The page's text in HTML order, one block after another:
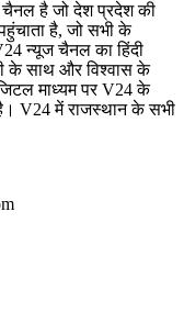
चैनल है जो देश प्रदेश की
है, जो सभी के
न्यूज चैनल का हिंदी
के साथ और विश्वास के
माध्यम पर V24 के
V24 में राजस्थान के सभी